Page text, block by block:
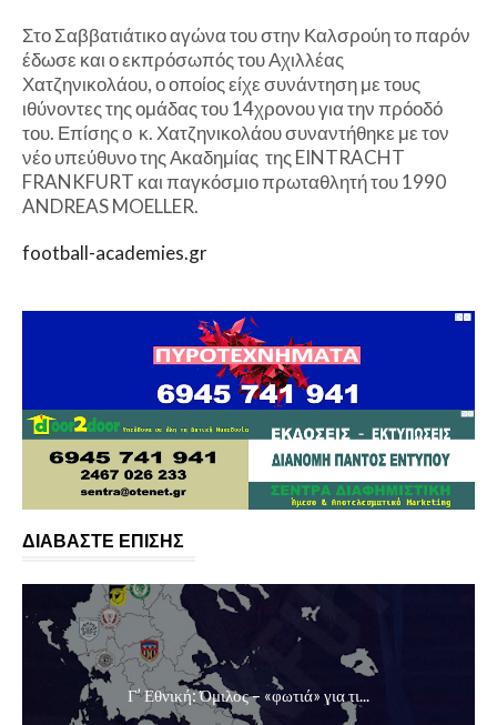
Στο Σαββατιάτικο αγώνα του στην Καλσρούη το παρόν
έδωσε και ο εκπρόσωπός του Αχιλλέας
Χατζηνικολάου, ο οποίος είχε συνάντηση με τους
ιθύνοντες της ομάδας του 14χρονου για την πρόοδό
του. Επίσης ο κ. Χατζηνικολάου συναντήθηκε με τον
νέο υπεύθυνο της Ακαδημίας της EINTRACHT
FRANKFURT και παγκόσμιο πρωταθλητή του 1990
ANDREAS MOELLER.
football-academies.gr
ΔΙΑΒΑΣΤΕ ΕΠΙΣΗΣ
Γ’ Εθνική: Όμιλος – «φωτιά» για τι...